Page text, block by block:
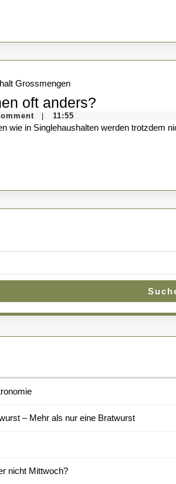
oft anders?
11:55
– Mehr als nur eine Bratwurst
nicht Mittwoch?